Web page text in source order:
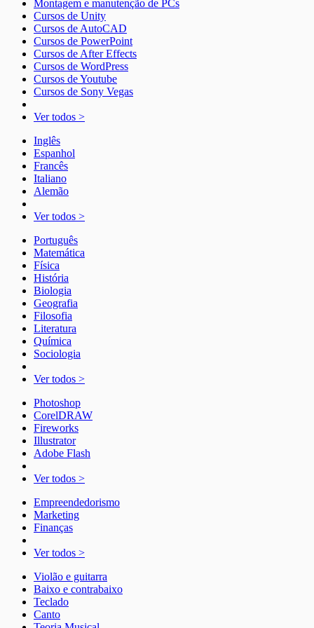
Montagem e manutenção de PCs
Cursos de Unity
Cursos de AutoCAD
Cursos de PowerPoint
Cursos de After Effects
Cursos de WordPress
Cursos de Youtube
Cursos de Sony Vegas
Ver todos >
Inglês
Espanhol
Francês
Italiano
Alemão
Ver todos >
Português
Matemática
Física
História
Biologia
Geografia
Filosofia
Literatura
Química
Sociologia
Ver todos >
Photoshop
CorelDRAW
Fireworks
Illustrator
Adobe Flash
Ver todos >
Empreendedorismo
Marketing
Finanças
Ver todos >
Violão e guitarra
Baixo e contrabaixo
Teclado
Canto